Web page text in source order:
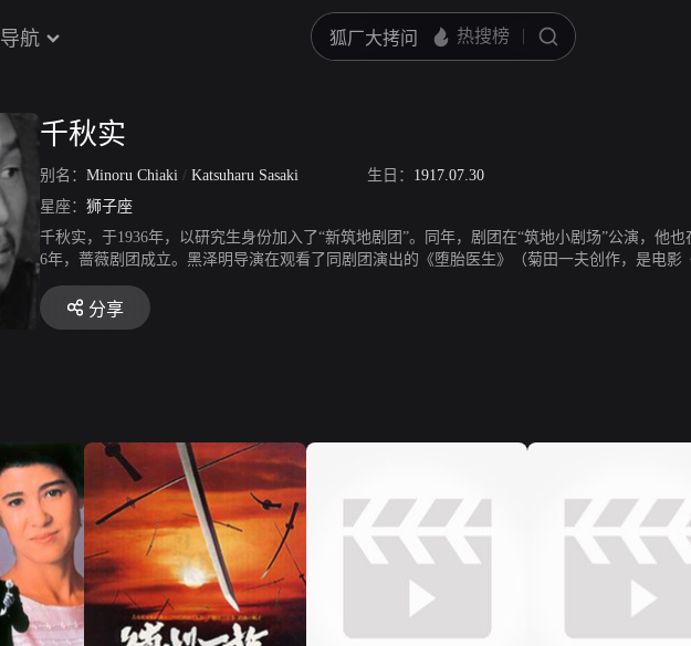
导航
千秋实
别名： Minoru Chiaki / Katsuharu Sasaki 生日： 1917.07.30
星座： 狮子座
千秋实，于1936年，以研究生身份加入了“新筑地剧团”。同年，剧团在“筑地小剧场”公演，他
6年，蔷薇剧团成立。黑泽明导演在观看了同剧团演出的《堕胎医生》（菊田一夫创作，是电
电影，于是，他于1949年在电影《野良犬》中初次亮相。此后，又分别出演了黑泽明的11部作
复出，参演了日本电视台的电视剧《亦悲亦喜几度秋》。他也把自己康复的过程写进了之后由
9年）。1985年，他凭借着《卖花谣》（伊藤俊也导演）夺得了第9届日本电影学院奖最佳男主
分享